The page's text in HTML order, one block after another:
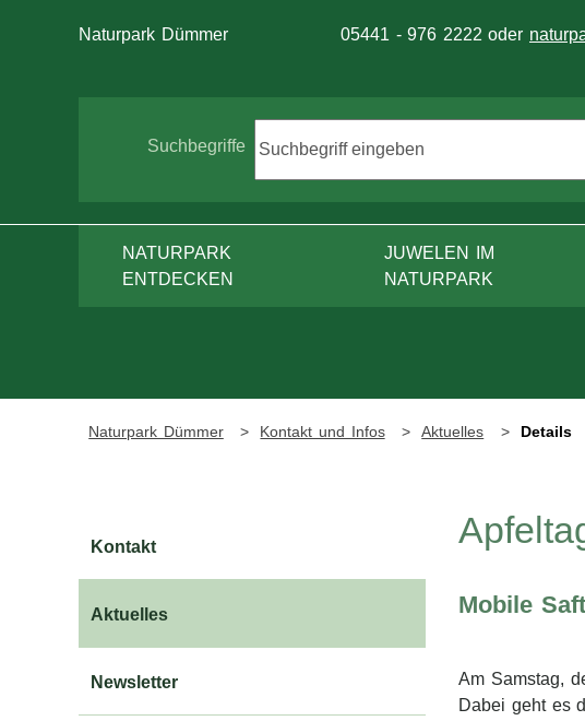
Naturpark Dümmer Telefon:
05441 - 976 2222 oder
Suchbegriffe
NATURPARK
ENTDECKEN
JUWELEN IM
NATURPARK
Naturpark Dümmer Kontakt und Infos Aktuelles Details
Kontakt
Aktuelles
Newsletter
Mobile
Am Samstag,
Dabei geht es